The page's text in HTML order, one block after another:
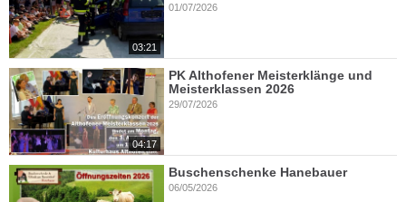
03:21
01/07/2026
04:17
PK Althofener Meisterklänge und
Meisterklassen 2026
29/07/2026
Buschenschenke Hanebauer
06/05/2026